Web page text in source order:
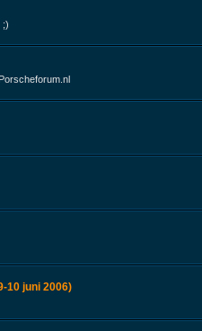
;)
10 juni 2006)